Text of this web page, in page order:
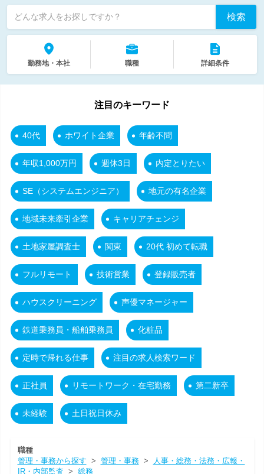
どんな求人をお探しですか？ 検索
勤務地・本社 職種 詳細条件
注目のキーワード
40代 ホワイト企業 年齢不問
年収1,000万円 週休3日 内定とりたい
SE（システムエンジニア） 地元の有名企業
地域未来牽引企業 キャリアチェンジ
土地家屋調査士 関東 20代 初めて転職
フルリモート 技術営業 登録販売者
ハウスクリーニング 声優マネージャー
鉄道乗務員・船舶乗務員 化粧品
定時で帰れる仕事 注目の求人検索ワード
正社員 リモートワーク・在宅勤務 第二新卒
未経験 土日祝日休み
職種
管理・事務から探す > 管理・事務>
人事・総務・法務・広報・
IR・内部監査 > 総務